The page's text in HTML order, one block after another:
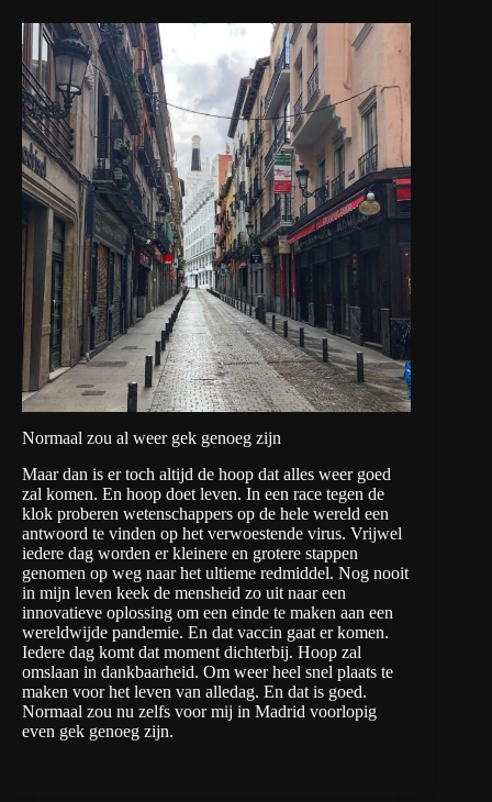
Normaal zou al weer gek genoeg zijn
Maar dan is er toch altijd de hoop dat alles weer goed
zal komen. En hoop doet leven. In een race tegen de
klok proberen wetenschappers op de hele wereld een
antwoord te vinden op het verwoestende virus. Vrijwel
iedere dag worden er kleinere en grotere stappen
genomen op weg naar het ultieme redmiddel. Nog nooit
in mijn leven keek de mensheid zo uit naar een
innovatieve oplossing om een einde te maken aan een
wereldwijde pandemie. En dat vaccin gaat er komen.
Iedere dag komt dat moment dichterbij. Hoop zal
omslaan in dankbaarheid. Om weer heel snel plaats te
maken voor het leven van alledag. En dat is goed.
Normaal zou nu zelfs voor mij in Madrid voorlopig
even gek genoeg zijn.